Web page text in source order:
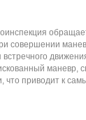
совершении
маневр,
что приводит к